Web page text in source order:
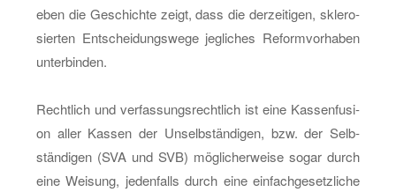
eben die Ge­schich­te zeigt, dass die der­zei­ti­gen, skle­ro­
sier­ten Ent­schei­dungs­we­ge jeg­li­ches Re­form­vor­ha­ben
un­ter­bin­den.
Recht­lich und ver­fas­sungs­recht­lich ist eine Kas­sen­fu­si­
on aller Kas­sen der Un­selb­stän­di­gen, bzw. der Selb­
stän­di­gen (SVA und SVB) mög­li­cher­wei­se sogar durch
eine Wei­sung, je­den­falls durch eine ein­fach­ge­setz­li­che